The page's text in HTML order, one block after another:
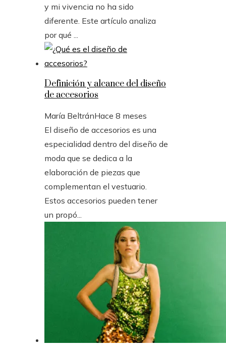
y mi vivencia no ha sido
diferente. Este artículo analiza
por qué ...
Definición y alcance del diseño
de accesorios
María BeltránHace 8 meses
El diseño de accesorios es una
especialidad dentro del diseño de
moda que se dedica a la
elaboración de piezas que
complementan el vestuario.
Estos accesorios pueden tener
un propó...